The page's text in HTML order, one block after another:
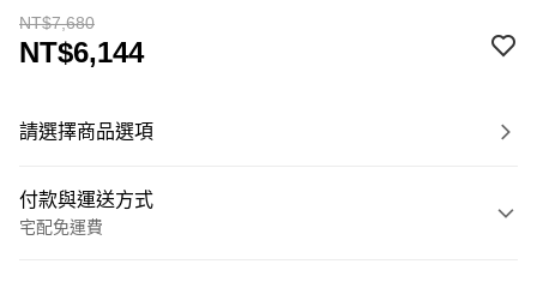
NT$7,680
NT$6,144
請選擇商品選項
付款與運送方式
宅配免運費